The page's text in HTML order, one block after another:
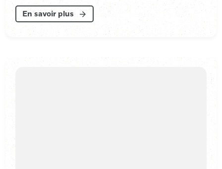
En savoir plus